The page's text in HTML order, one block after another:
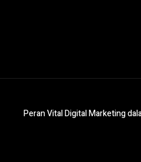
Peran Vital Digital Marketing